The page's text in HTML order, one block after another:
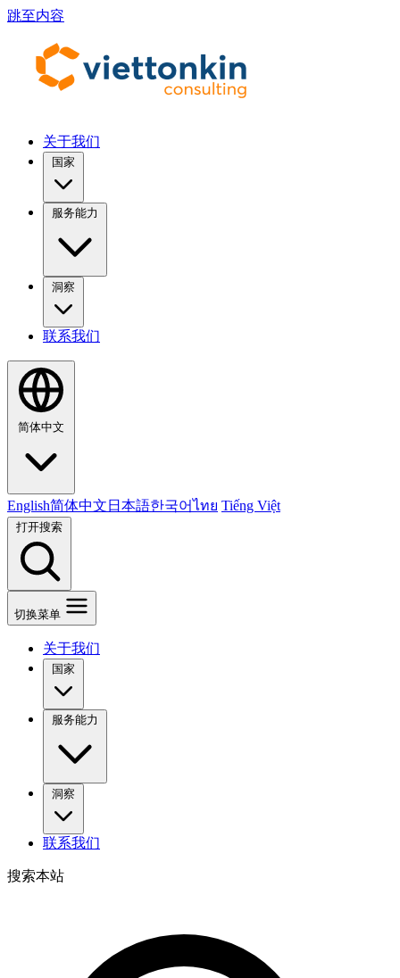
跳至内容
关于我们
国家
服务能力
洞察
联系我们
简体中文
English简体中文 日本語한국어ไทย Tiếng Việt
打开搜索
切换菜单
关于我们
国家
服务能力
洞察
联系我们
搜索本站